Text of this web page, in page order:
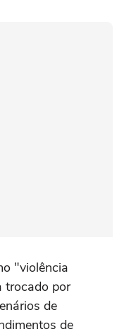
"violência
trocado por
de
de